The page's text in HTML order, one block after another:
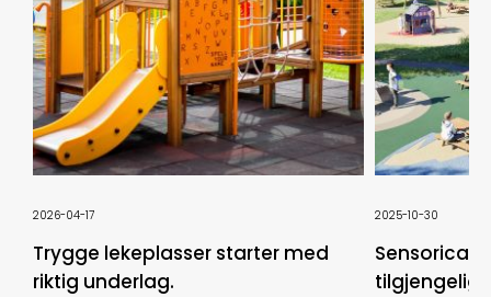
2026-04-17
Trygge lekeplasser starter med
riktig underlag.
2025-10-30
Sensorica: